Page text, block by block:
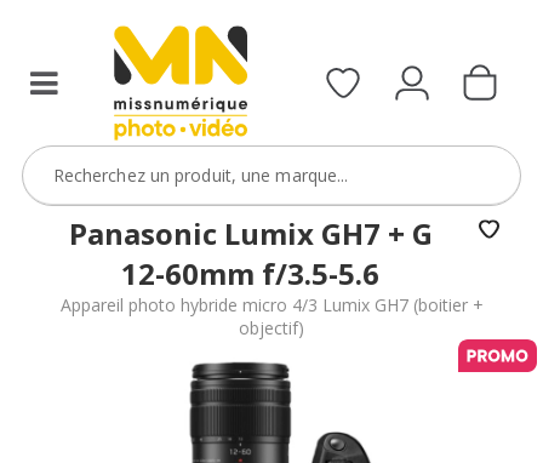
compact,
bridge
ou
étanche)
BoitierBatterie5
VOIR L'OFFRE
d’une
caméra
code
DVR10
VOIR L'OFFRE
Panasonic Lumix GH7 + G
12-60mm f/3.5-5.6
Appareil photo hybride micro 4/3 Lumix GH7 (boitier +
objectif)